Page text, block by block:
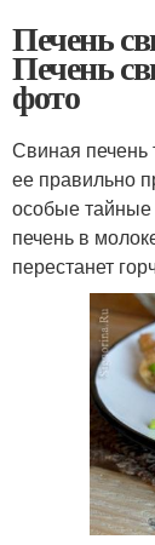
Печень
Печень
фото
Свиная печень
ее правильно
особые тайные
печень в
перестанет